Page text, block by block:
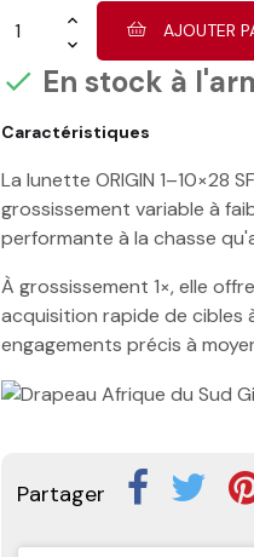
AJOUTER
 En stock à
Caractéristiques
La lunette ORIGIN 1–10×28
grossissement variable à
performante à la chasse
À grossissement 1×, elle
acquisition rapide de cibles
engagements précis à
Partager